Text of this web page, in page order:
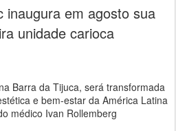
inaugura em agosto sua
unidade carioca
Barra da Tijuca, será transformada
e bem-estar da América Latina
médico Ivan Rollemberg